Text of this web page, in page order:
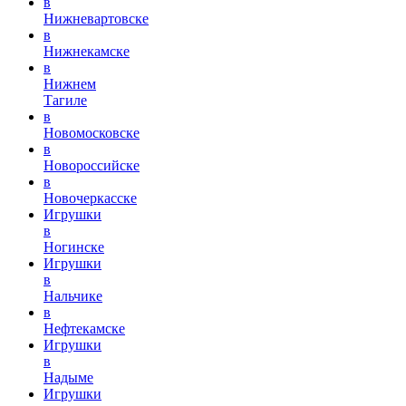
Нижневартовске
в
Нижнекамске
в
Нижнем
Тагиле
в
Новомосковске
в
Новороссийске
в
Новочеркасске
Игрушки
в
Ногинске
Игрушки
в
Нальчике
в
Нефтекамске
Игрушки
в
Надыме
Игрушки